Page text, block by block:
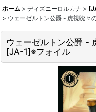
ホーム > ディズニーロルカナ >
> ウェーゼルトン公爵 - 虎視眈
ウェーゼルトン公爵 -
[JA-1]※フォイル